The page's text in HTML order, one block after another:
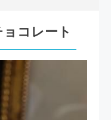
コレート